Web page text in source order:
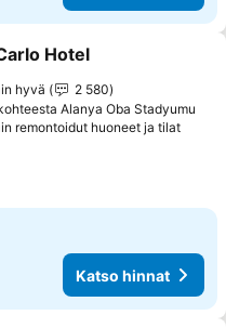
suosikkeihin
Hotel
hyvä
2 580
Alanya Oba Stadyumu
remontoidut huoneet ja tilat
Katso hinnat